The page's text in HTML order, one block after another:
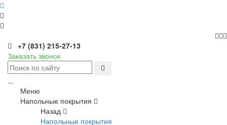
+7 (831) 215-27-13
Заказать звонок
...
Меню
Напольные покрытия
Назад
Напольные покрытия